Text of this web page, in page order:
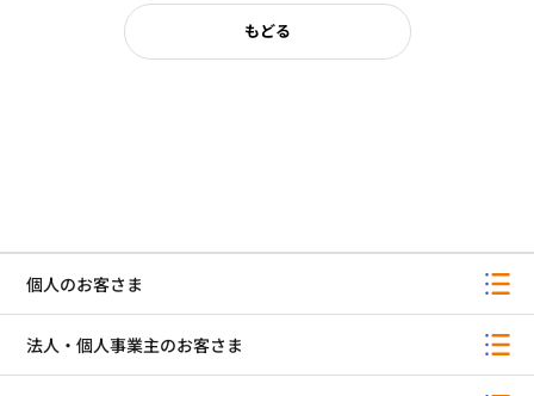
もどる
個人のお客さま
法人・個人事業主のお客さま